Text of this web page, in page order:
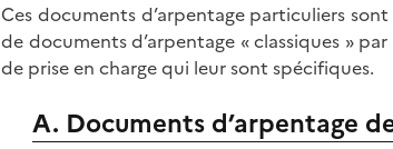
Ces documents d’arpentage particuliers
de documents d’arpentage « classiques »
de prise en charge qui leur sont spécifiques.
A. Documents d’arpentage